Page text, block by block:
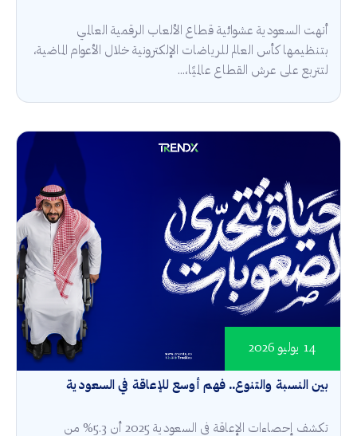
أنهت السعودية عشوائية قطاع الألعاب الرقمية العالمي
بتنظيمها كأس العالم للرياضات الإلكترونية خلال الأعوام الماضية،
لتتربع على عرش القطاع عالميًا،...
بين النسبة والتنوع.. فهم أوسع للإعاقة في السعودية
14 يوليو 2026
تكشف إحصاءات الإعاقة في السعودية 2025 أن 5.3% من